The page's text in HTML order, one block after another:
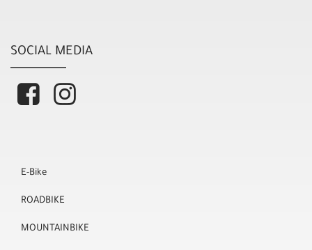
SOCIAL MEDIA
E-Bike
ROADBIKE
MOUNTAINBIKE